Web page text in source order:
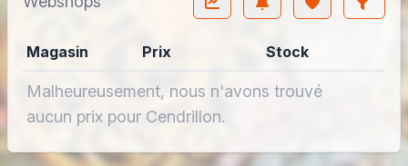
Magasin Prix Stock
Malheureusement, nous n'avons trouvé
aucun prix pour Cendrillon.